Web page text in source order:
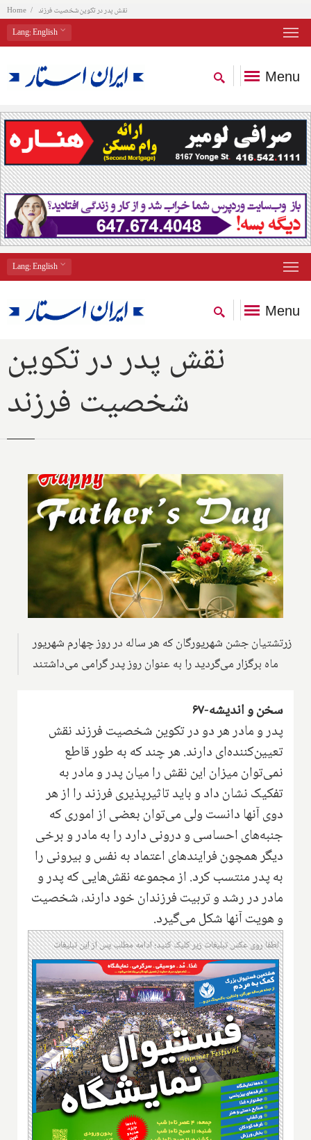
Home نقش پدر در تکوین شخصیت فرزند
Lang: English
Menu
Lang: English
Menu
نقش پدر در تکوین
شخصیت فرزند
زرتشتیان جشن شهریورگان که هر ساله در روز چهارم شهریور
ماه برگزار می‌گردید را به عنوان روز پدر گرامی می‌داشتند
سخن و اندیشه-۶۷
پدر و مادر هر دو در تکوین شخصیت فرزند نقش
تعیین‌کننده‌ای دارند. هر چند که به طور قاطع
نمی‌توان میزان این نقش را میان پدر و مادر به
تفکیک نشان داد و باید تاثیرپذیری فرزند را از هر
دوی آنها دانست ولی می‌توان بعضی از اموری که
جنبه‌های احساسی و درونی دارد را به مادر و برخی
دیگر همچون فرایندهای اعتماد به نفس و بیرونی را
به پدر منتسب کرد. از مجموعه نقش‌هایی که پدر و
مادر در رشد و تربیت فرزندان خود دارند، شخصیت
و هویت آنها شکل می‌گیرد.
لطفا روی عکس تبلیغات زیر کلیک کنید؛ ادامه مطلب پس از این تبلیغات